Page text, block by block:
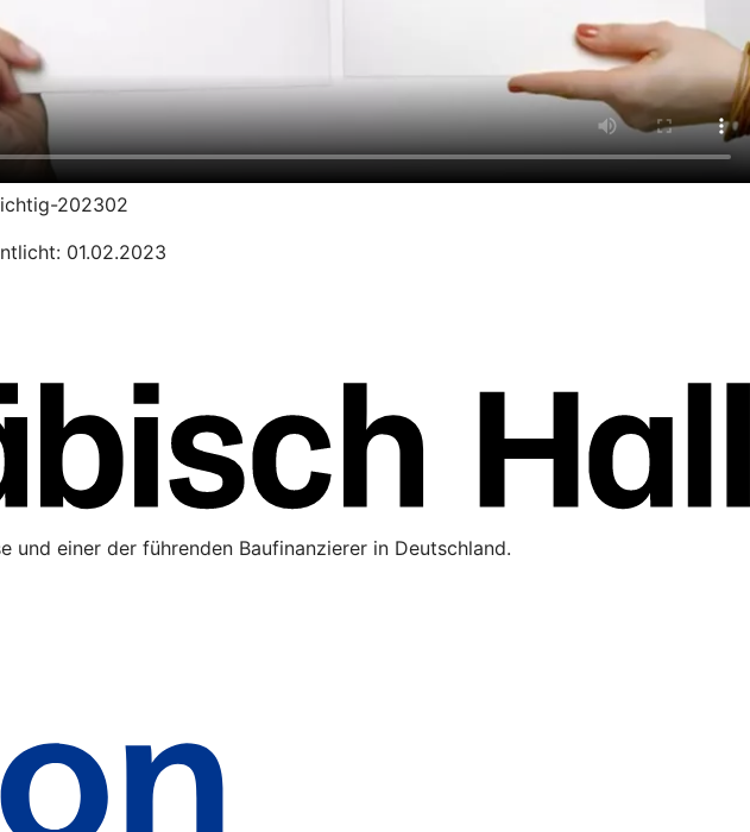
202302
01.02.2023
und einer der führenden Baufinanzierer in Deutschland.